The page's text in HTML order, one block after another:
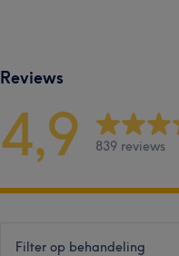
Reviews
4,9 839 reviews
Filter op behandeling